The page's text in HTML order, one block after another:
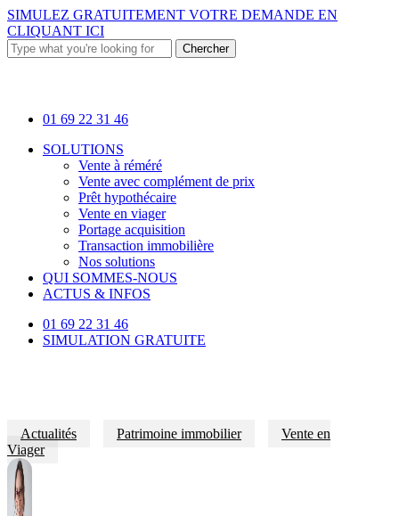
Skip
to
main
content
SIMULEZ GRATUITEMENT VOTRE DEMANDE EN
CLIQUANT ICI
Chercher
01 69 22 31 46
Menu
SOLUTIONS
Vente à réméré
Vente avec complément de prix
Prêt hypothécaire
Vente en viager
Portage acquisition
Transaction immobilière
Nos solutions
QUI SOMMES-NOUS
ACTUS & INFOS
01 69 22 31 46
SIMULATION GRATUITE
Actualités Patrimoine immobilier
Vente en
Viager